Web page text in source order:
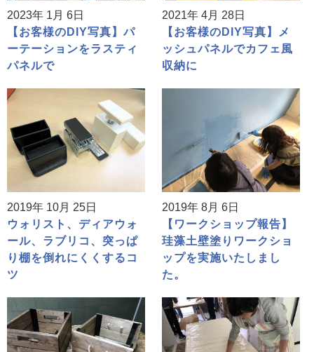
2023年 1月 6日
【お客様のDIY写真】パ
ーテーションをラスティ
パネルで
2021年 4月 28日
【お客様のDIY写真】メ
ッシュパネルでカフェ風
収納に
2019年 10月 25日
ウォリスト、ディアウォ
ール、ラブリコ、突っぱ
り棚を倒れにくくするコ
ツ
2019年 8月 6日
【ワークショップ報告】
珪藻土壁塗りワークショ
ップを実施いたしまし
た。